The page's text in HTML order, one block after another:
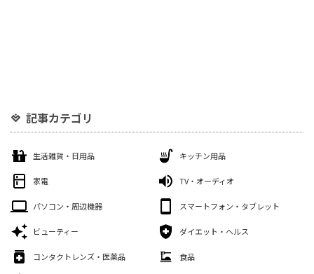
記事カテゴリ
生活雑貨・日用品 キッチン用品
家電 TV・オーディオ
パソコン・周辺機器 スマートフォン・タブレット
ビューティー ダイエット・ヘルス
コンタクトレンズ・医薬品 食品